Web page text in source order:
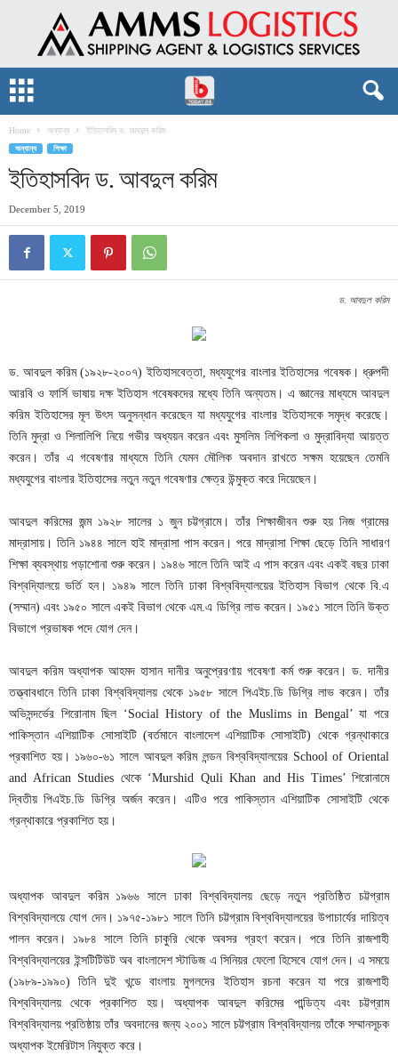
Home অন্যান্য ইতিহাসবিদ ড. আবদুল করিম
অন্যান্য শিক্ষা
ইতিহাসবিদ ড. আবদুল করিম
December 5, 2019
ড. আবদুল করিম
ড. আবদুল করিম (১৯২৮-২০০৭) ইতিহাসবেত্তা, মধ্যযুগের বাংলার ইতিহাসের গবেষক। ধ্রুপদী
আরবি ও ফার্সি ভাষায় দক্ষ ইতিহাস গবেষকদের মধ্যে তিনি অন্যতম। এ জ্ঞানের মাধ্যমে আবদুল
করিম ইতিহাসের মূল উৎস অনুসন্ধান করেছেন যা মধ্যযুগের বাংলার ইতিহাসকে সমৃদ্ধ করেছে।
তিনি মুদ্রা ও শিলালিপি নিয়ে গভীর অধ্যয়ন করেন এবং মুসলিম লিপিকলা ও মুদ্রাবিদ্যা আয়ত্ত
করেন। তাঁর এ গবেষণার মাধ্যমে তিনি যেমন মৌলিক অবদান রাখতে সক্ষম হয়েছেন তেমনি
মধ্যযুগের বাংলার ইতিহাসের নতুন নতুন গবেষণার ক্ষেত্র উন্মুক্ত করে দিয়েছেন।
আবদুল করিমের জন্ম ১৯২৮ সালের ১ জুন চট্টগ্রামে। তাঁর শিক্ষাজীবন শুরু হয় নিজ গ্রামের
মাদ্রাসায়। তিনি ১৯৪৪ সালে হাই মাদ্রাসা পাস করেন। পরে মাদ্রাসা শিক্ষা ছেড়ে তিনি সাধারণ
শিক্ষা ব্যবস্থায় পড়াশোনা শুরু করেন। ১৯৪৬ সালে তিনি আই এ পাস করেন এবং একই বছর ঢাকা
বিশ্বদ্যিালয়ে ভর্তি হন। ১৯৪৯ সালে তিনি ঢাকা বিশ্ববিদ্যালয়ের ইতিহাস বিভাগ থেকে বি.এ
(সম্মান) এবং ১৯৫০ সালে একই বিভাগ থেকে এম.এ ডিগ্রি লাভ করেন। ১৯৫১ সালে তিনি উক্ত
বিভাগে প্রভাষক পদে যোগ দেন।
আবদুল করিম অধ্যাপক আহমদ হাসান দানীর অনুপ্রেরণায় গবেষণা কর্ম শুরু করেন। ড. দানীর
তত্ত্বাবধানে তিনি ঢাকা বিশ্ববিদ্যালয় থেকে ১৯৫৮ সালে পিএইচ.ডি ডিগ্রি লাভ করেন। তাঁর
অভিসন্দর্ভের শিরোনাম ছিল ‘Social History of the Muslims in Bengal’ যা পরে
পাকিস্তান এশিয়াটিক সোসাইটি (বর্তমানে বাংলাদেশ এশিয়াটিক সোসাইটি) থেকে গ্রন্থাকারে
প্রকাশিত হয়। ১৯৬০-৬১ সালে আবদুল করিম লন্ডন বিশ্ববিদ্যালয়ের School of Oriental
and African Studies থেকে ‘Murshid Quli Khan and His Times’ শিরোনামে
দ্বিতীয় পিএইচ.ডি ডিগ্রি অর্জন করেন। এটিও পরে পাকিস্তান এশিয়াটিক সোসাইটি থেকে
গ্রন্থাকারে প্রকাশিত হয়।
অধ্যাপক আবদুল করিম ১৯৬৬ সালে ঢাকা বিশ্ববিদ্যালয় ছেড়ে নতুন প্রতিষ্ঠিত চট্টগ্রাম
বিশ্ববিদ্যালয়ে যোগ দেন। ১৯৭৫-১৯৮১ সালে তিনি চট্টগ্রাম বিশ্ববিদ্যালয়ের উপাচার্যের দায়িত্ব
পালন করেন। ১৯৮৪ সালে তিনি চাকুরি থেকে অবসর গ্রহণ করেন। পরে তিনি রাজশাহী
বিশ্ববিদ্যালয়ের ইন্সটিটিউট অব বাংলাদেশ স্টাডিজ এ সিনিয়র ফেলো হিসেবে যোগ দেন। এ সময়ে
(১৯৮৯-১৯৯০) তিনি দুই খন্ডে বাংলায় মুগলদের ইতিহাস রচনা করেন যা পরে রাজশাহী
বিশ্ববিদ্যালয় থেকে প্রকাশিত হয়। অধ্যাপক আবদুল করিমের পান্ডিত্য এবং চট্টগ্রাম
বিশ্ববিদ্যালয় প্রতিষ্ঠায় তাঁর অবদানের জন্য ২০০১ সালে চট্টগ্রাম বিশ্ববিদ্যালয় তাঁকে সম্মানসূচক
অধ্যাপক ইমেরিটাস নিযুক্ত করে।